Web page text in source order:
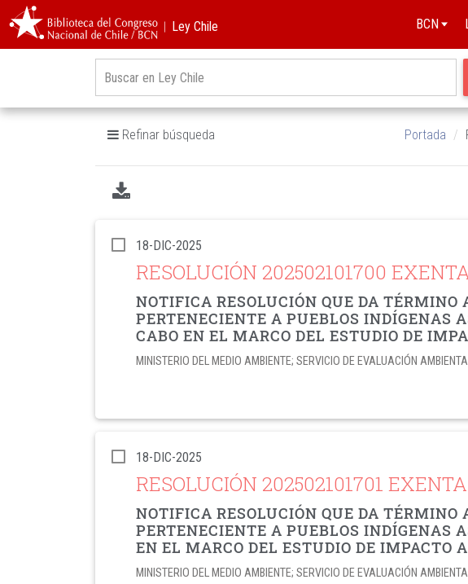
︱Ley Chile BCN
Refinar búsqueda Portada
18-DIC-2025
RESOLUCIÓN 202502101700
NOTIFICA RESOLUCIÓN QUE DA TÉRMINO
PERTENECIENTE A PUEBLOS INDÍGENAS
CABO EN EL MARCO DEL ESTUDIO DE
MINISTERIO DEL MEDIO AMBIENTE; SERVICIO DE EVALUACIÓN
18-DIC-2025
RESOLUCIÓN 202502101701 EXENTA
NOTIFICA RESOLUCIÓN QUE DA TÉRMINO
PERTENECIENTE A PUEBLOS INDÍGENAS
EN EL MARCO DEL ESTUDIO DE IMPACTO
MINISTERIO DEL MEDIO AMBIENTE; SERVICIO DE EVALUACIÓN